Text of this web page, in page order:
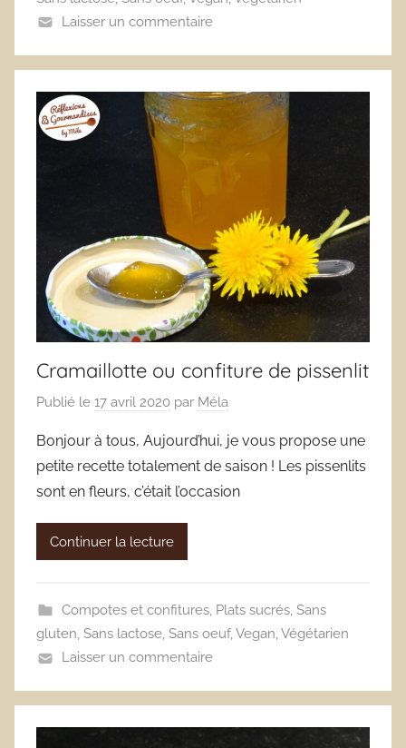
Laisser un commentaire
Cramaillotte ou confiture de pissenlit
Publié le 17 avril 2020 par Méla
Bonjour à tous, Aujourd’hui, je vous propose une
petite recette totalement de saison ! Les pissenlits
sont en fleurs, c’était l’occasion
Continuer la lecture
Compotes et confitures, Plats sucrés, Sans
gluten, Sans lactose, Sans oeuf,Vegan,Végétarien
Laisser un commentaire